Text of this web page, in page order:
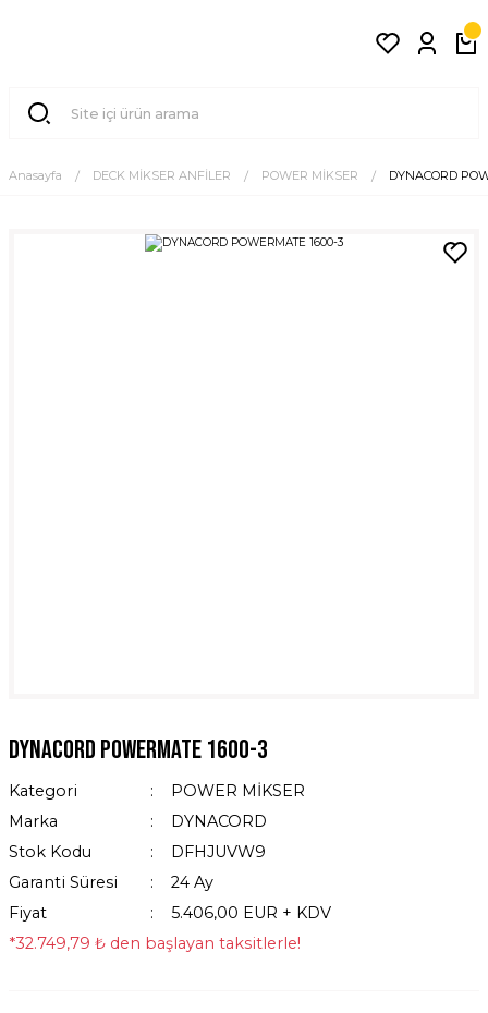
Anasayfa DECK MİKSER ANFİLER POWER MİKSER DYNACORD
DYNACORD POWERMATE 1600-3
Kategori
POWER MİKSER
Marka
DYNACORD
Stok Kodu
DFHJUVW9
Garanti Süresi
24 Ay
Fiyat
5.406,00 EUR + KDV
*32.749,79 ₺ den başlayan taksitlerle!